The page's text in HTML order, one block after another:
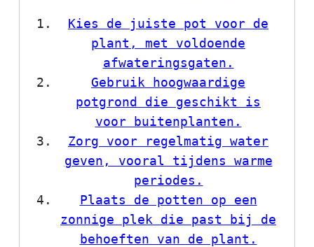
Kies de juiste pot voor de
plant, met voldoende
afwateringsgaten.
Gebruik hoogwaardige
potgrond die geschikt is
voor buitenplanten.
Zorg voor regelmatig water
geven, vooral tijdens warme
periodes.
Plaats de potten op een
zonnige plek die past bij de
behoeften van de plant.